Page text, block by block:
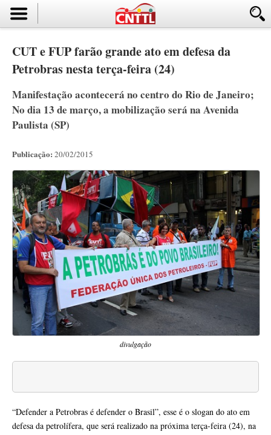
CUT e FUP farão grande ato em defesa da
Petrobras nesta terça-feira (24)
Manifestação acontecerá no centro do Rio de Janeiro;
No dia 13 de março, a mobilização será na Avenida
Paulista (SP)
Publicação: 20/02/2015
divulgação
“Defender a Petrobras é defender o Brasil”, esse é o slogan do ato em
defesa da petrolífera, que será realizado na próxima terça-feira (24), na